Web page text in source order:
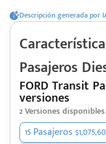
Descripción generada por
Pasajeros
FORD Transit
versiones
2Versiones disponibles
15 Pasajeros